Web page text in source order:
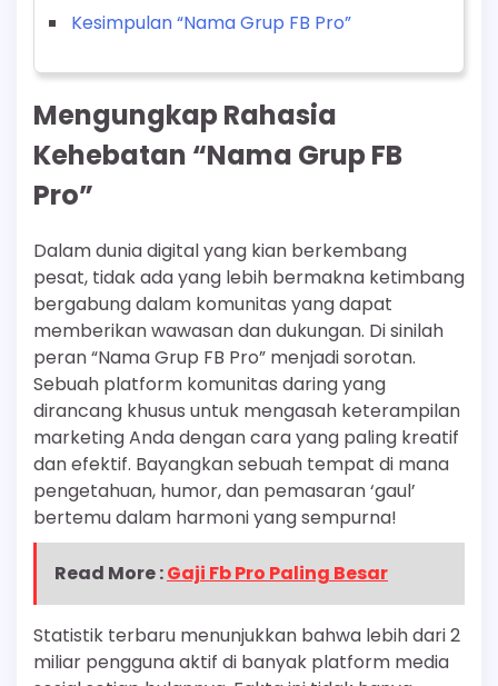
Kesimpulan “Nama Grup FB Pro”
Mengungkap Rahasia
Kehebatan “Nama Grup FB
Pro”
Dalam dunia digital yang kian berkembang
pesat, tidak ada yang lebih bermakna ketimbang
bergabung dalam komunitas yang dapat
memberikan wawasan dan dukungan. Di sinilah
peran “Nama Grup FB Pro” menjadi sorotan.
Sebuah platform komunitas daring yang
dirancang khusus untuk mengasah keterampilan
marketing Anda dengan cara yang paling kreatif
dan efektif. Bayangkan sebuah tempat di mana
pengetahuan, humor, dan pemasaran ‘gaul’
bertemu dalam harmoni yang sempurna!
Read More :Gaji Fb Pro Paling Besar
Statistik terbaru menunjukkan bahwa lebih dari 2
miliar pengguna aktif di banyak platform media